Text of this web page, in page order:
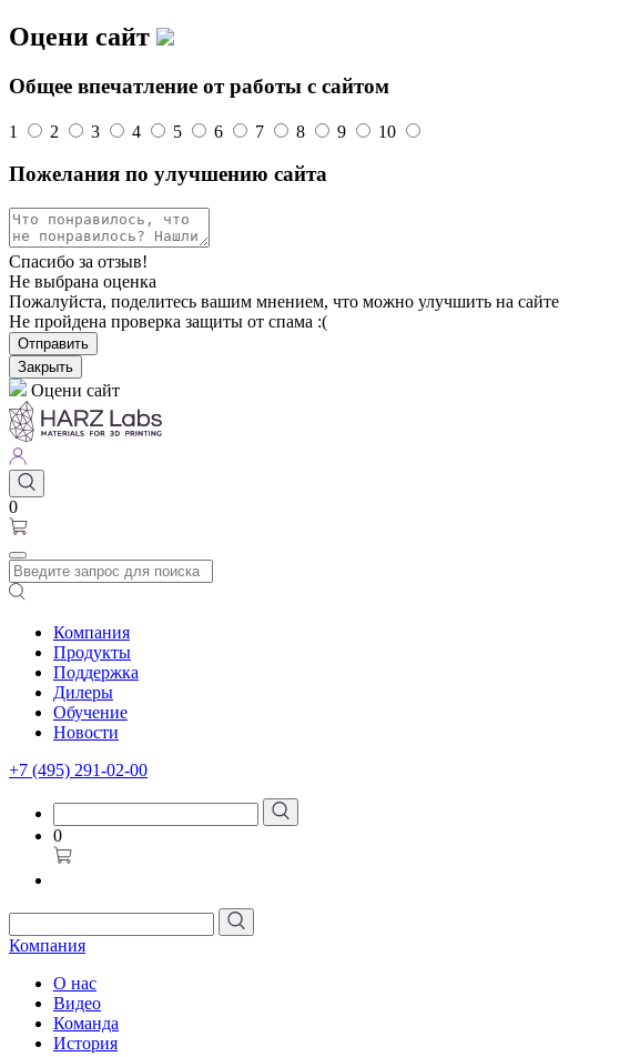
Оцени сайт
Общее впечатление от работы с сайтом
1 2 3 4 5 6 7 8 9 10
Пожелания по улучшению сайта
Спасибо за отзыв!
Не выбрана оценка
Пожалуйста, поделитесь вашим мнением, что можно улучшить на сайте
Не пройдена проверка защиты от спама :(
Отправить
Закрыть
Оцени сайт
0
Компания
Продукты
Поддержка
Дилеры
Обучение
Новости
+7 (495) 291-02-00
0
Компания
О нас
Видео
Команда
История